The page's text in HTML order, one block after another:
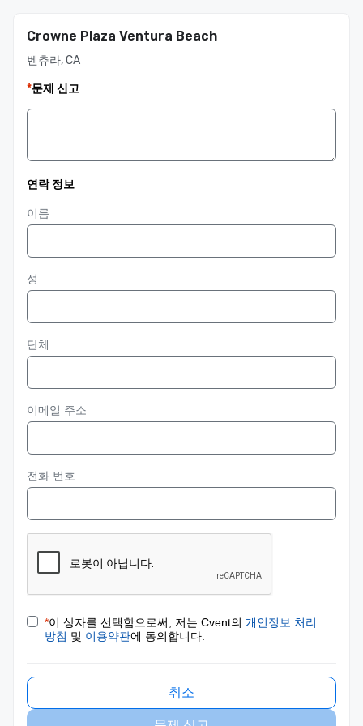
Crowne Plaza Ventura Beach
벤츄라, CA
*문제 신고
연락 정보
이름
성
단체
이메일 주소
전화 번호
*이 상자를 선택함으로써, 저는 Cvent의 개인정보 처리
방침 및 이용약관에 동의합니다.
취소